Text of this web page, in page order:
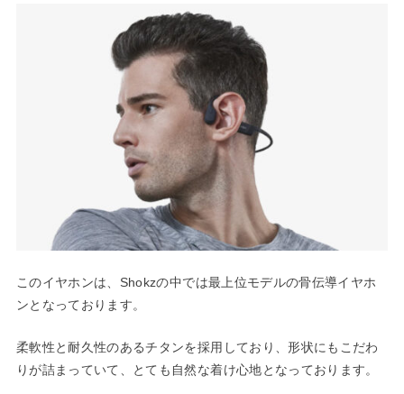
このイヤホンは、Shokzの中では最上位モデルの骨伝導イヤホ
ンとなっております。
柔軟性と耐久性のあるチタンを採用しており、形状にもこだわ
りが詰まっていて、とても自然な着け心地となっております。